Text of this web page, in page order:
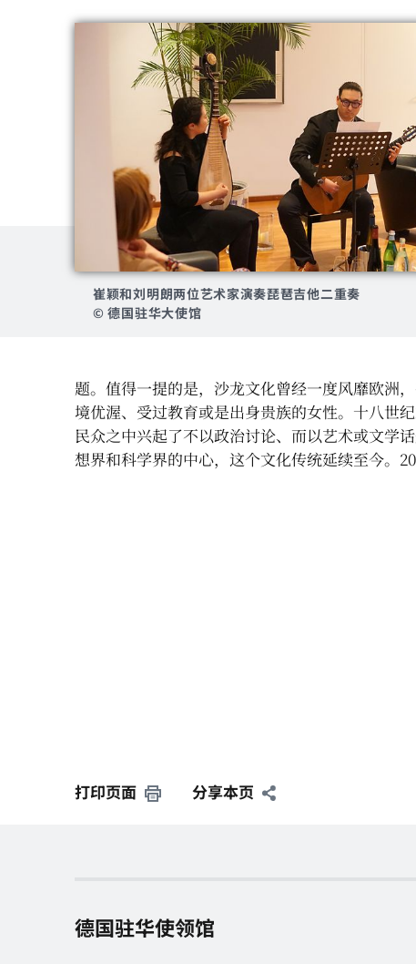
崔颖和刘明朗两位艺术家演奏琵琶吉他二重奏
© 德国驻华大使馆
题。值得一提的是，沙龙文化曾经一度风靡欧洲
境优渥、受过教育或是出身贵族的女性。十八世
民众之中兴起了不以政治讨论、而以艺术或文学
想界和科学界的中心，这个文化传统延续至今。
打印页面 分享本页
德国驻华使领馆